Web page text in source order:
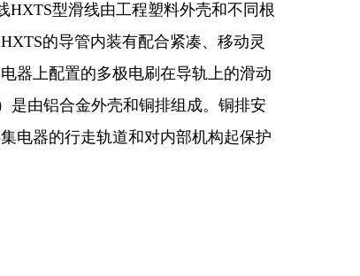
HXTS型滑线由工程塑料外壳和不同根
的导管内装有配合紧凑、移动灵
器上配置的多极电刷在导轨上的滑动
是由铝合金外壳和铜排组成。铜排安
电器的行走轨道和对内部机构起保护